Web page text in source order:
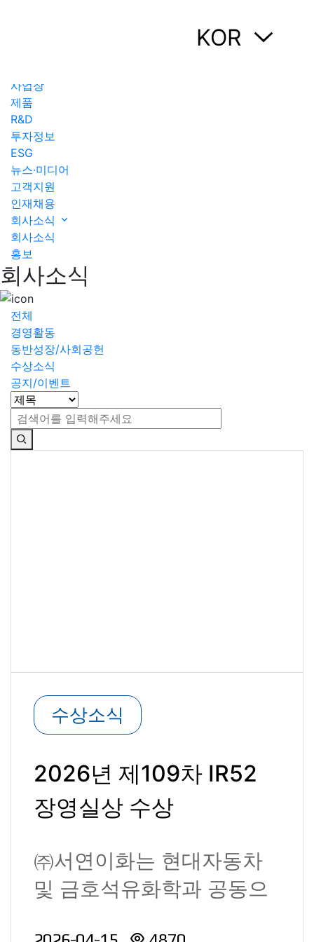
KOR
사업장
제품
R&D
투자정보
ESG
뉴스·미디어
고객지원
인재채용
회사소식
회사소식
홍보
회사소식
전체
경영활동
동반성장/사회공헌
수상소식
공지/이벤트
수상소식
2026년 제109차 IR52
장영실상 수상
㈜서연이화는 현대자동차
및 금호석유화학과 공동으